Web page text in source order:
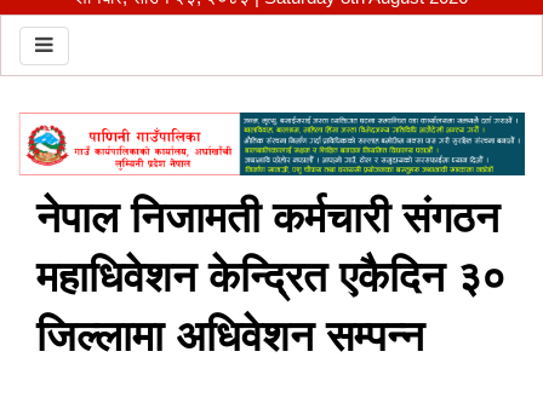
Toggle navigation
नेपाल निजामती कर्मचारी संगठन
महाधिवेशन केन्द्रित एकैदिन ३०
जिल्लामा अधिवेशन सम्पन्न